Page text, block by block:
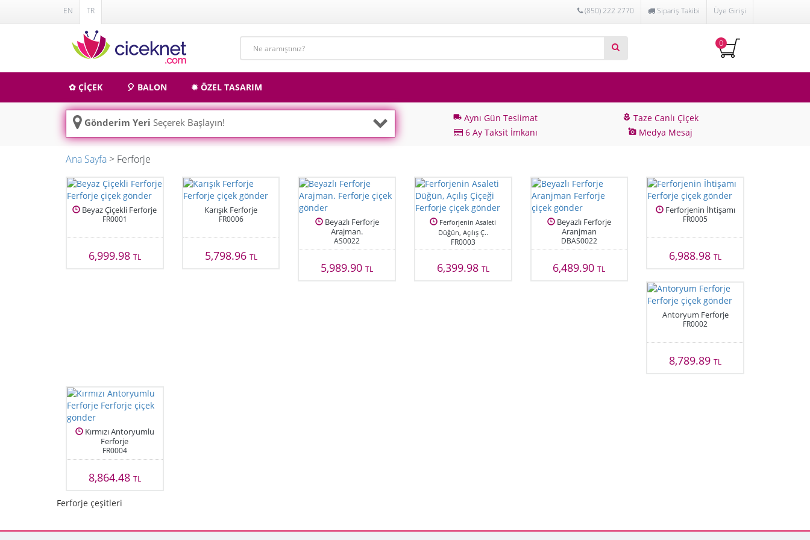
EN TR (850) 222 2770 Sipariş Takibi Üye Girişi
0
✿ ÇİÇEK 🎈 BALON ✹ ÖZEL TASARIM
Gönderim Yeri Seçerek Başlayın! local_shipping Aynı Gün Teslimat local_florist Taze Canlı Çiçek
6 Ay Taksit İmkanı
add_a_photo Medya Mesaj
Ana Sayfa > Ferforje
Beyaz Çiçekli Ferforje
FR0001
6,999.98 TL
Karışık Ferforje
FR0006
5,798.96 TL
Beyazlı Ferforje
Arajman.
AS0022
5,989.90TL
Ferforjenin Asaleti
Düğün, Açılış Ç..
FR0003
6,399.98 TL
Beyazlı Ferforje
Aranjman
DBAS0022
6,489.90TL
Ferforjenin İhtişamı
FR0005
6,988.98TL
Antoryum Ferforje
FR0002
8,789.89TL
Kırmızı Antoryumlu
Ferforje
FR0004
8,864.48 TL
Ferforje çeşitleri